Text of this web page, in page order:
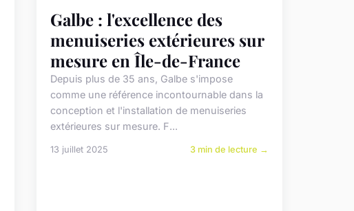
Galbe : l'excellence des
menuiseries extérieures sur
mesure en Île-de-France
Depuis plus de 35 ans, Galbe s'impose
comme une référence incontournable dans la
conception et l'installation de menuiseries
extérieures sur mesure. F...
13 juillet 2025 3 min de lecture →